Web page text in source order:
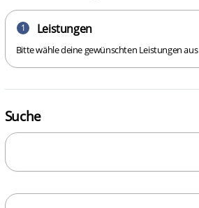
Suche
1 Leistungen
Bitte wähle deine gewünschten Leistungen aus